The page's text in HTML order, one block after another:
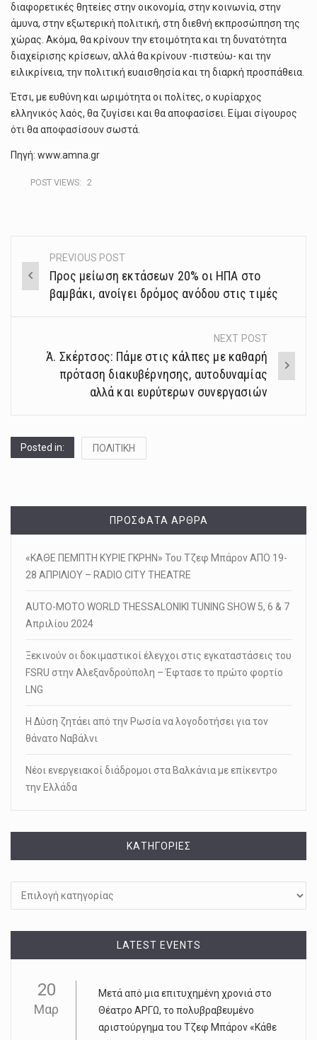
διαφορετικές θητείες στην οικονομία, στην κοινωνία, στην
άμυνα, στην εξωτερική πολιτική, στη διεθνή εκπροσώπηση της
χώρας. Ακόμα, θα κρίνουν την ετοιμότητα και τη δυνατότητα
διαχείρισης κρίσεων, αλλά θα κρίνουν -πιστεύω- και την
ειλικρίνεια, την πολιτική ευαισθησία και τη διαρκή προσπάθεια.
Έτσι, με ευθύνη και ωριμότητα οι πολίτες, ο κυρίαρχος
ελληνικός λαός, θα ζυγίσει και θα αποφασίσει. Είμαι σίγουρος
ότι θα αποφασίσουν σωστά.
Πηγή: www.amna.gr
POST VIEWS: 2
Post
navigation
PREVIOUS POST
Προς μείωση εκτάσεων 20% οι ΗΠΑ στο
βαμβάκι, ανοίγει δρόμος ανόδου στις τιμές
NEXT POST
Ά. Σκέρτσος: Πάμε στις κάλπες με καθαρή
πρόταση διακυβέρνησης, αυτοδυναμίας
αλλά και ευρύτερων συνεργασιών
Posted in: ΠΟΛΙΤΙΚΗ
ΠΡΌΣΦΑΤΑ ΆΡΘΡΑ
«ΚΑΘΕ ΠΕΜΠΤΗ ΚΥΡΙΕ ΓΚΡΗΝ» Του Τζεφ Μπάρον ΑΠΟ 19-
28 ΑΠΡΙΛΙΟΥ – RADIO CITY THEATRE
AUTO-MOTO WORLD THESSALONIKI TUNING SHOW 5, 6 & 7
Απριλίου 2024
Ξεκινούν οι δοκιμαστικοί έλεγχοι στις εγκαταστάσεις του
FSRU στην Αλεξανδρούπολη – Έφτασε το πρώτο φορτίο
LNG
Η Δύση ζητάει από την Ρωσία να λογοδοτήσει για τον
θάνατο Ναβάλνι
Νέοι ενεργειακοί διάδρομοι στα Βαλκάνια με επίκεντρο
την Ελλάδα
KΑΤΗΓΟΡΊΕΣ
LATEST EVENTS
20
Μαρ
Μετά από μια επιτυχημένη χρονιά στο
Θέατρο ΑΡΓΩ, το πολυβραβευμένο
αριστούργημα του Τζεφ Μπάρον «Κάθε